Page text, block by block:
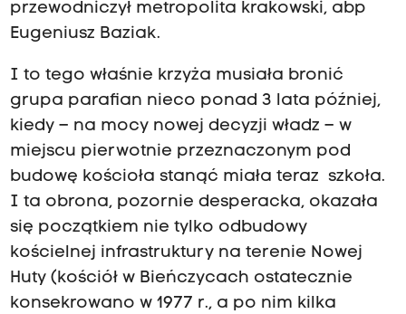
przewodniczył metropolita krakowski, abp
Eugeniusz Baziak.
I to tego właśnie krzyża musiała bronić
grupa parafian nieco ponad 3 lata później,
kiedy – na mocy nowej decyzji władz – w
miejscu pierwotnie przeznaczonym pod
budowę kościoła stanąć miała teraz szkoła.
I ta obrona, pozornie desperacka, okazała
się początkiem nie tylko odbudowy
kościelnej infrastruktury na terenie Nowej
Huty (kościół w Bieńczycach ostatecznie
konsekrowano w 1977 r., a po nim kilka